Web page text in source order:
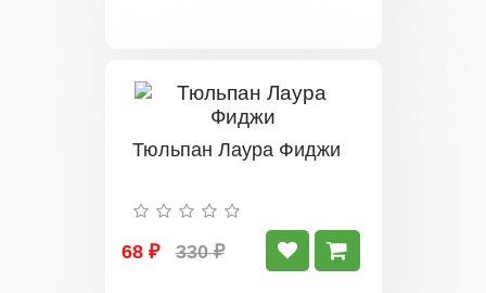
Тюльпан Лаура Фиджи
68 ₽ 330 ₽